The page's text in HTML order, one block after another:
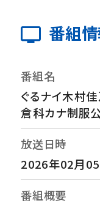
番組
番組名
ぐるナイ木村
倉科カナ制服
放送日時
2026年02月
番組概要